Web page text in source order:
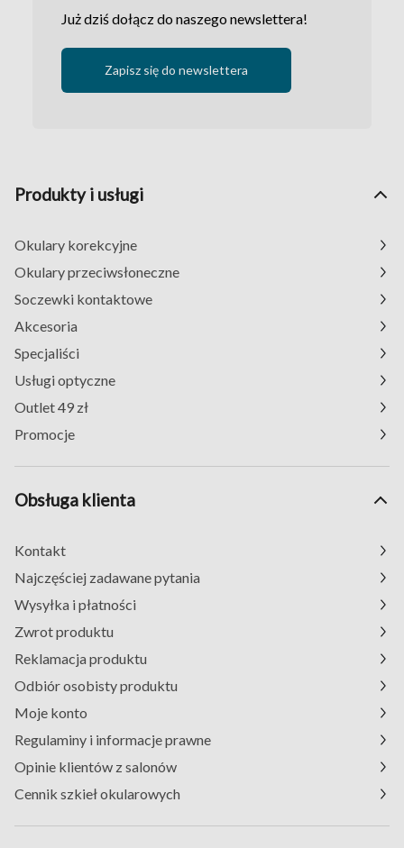
Już dziś dołącz do naszego newslettera!
Zapisz się do newslettera
Produkty i usługi
Okulary korekcyjne
Okulary przeciwsłoneczne
Soczewki kontaktowe
Akcesoria
Specjaliści
Usługi optyczne
Outlet 49 zł
Promocje
Obsługa klienta
Kontakt
Najczęściej zadawane pytania
Wysyłka i płatności
Zwrot produktu
Reklamacja produktu
Odbiór osobisty produktu
Moje konto
Regulaminy i informacje prawne
Opinie klientów z salonów
Cennik szkieł okularowych